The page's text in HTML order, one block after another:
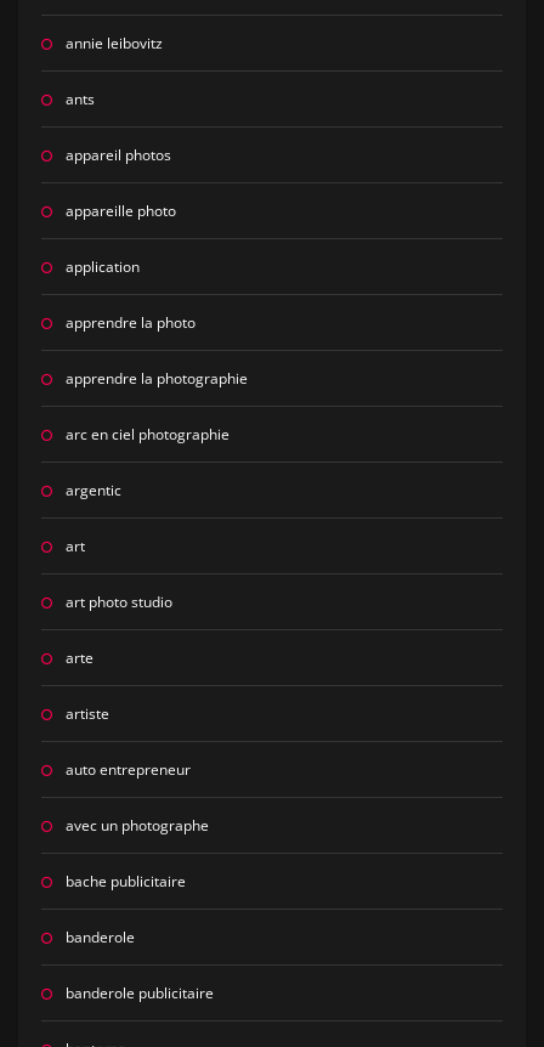
annie leibovitz
ants
appareil photos
appareille photo
application
apprendre la photo
apprendre la photographie
arc en ciel photographie
argentic
art
art photo studio
arte
artiste
auto entrepreneur
avec un photographe
bache publicitaire
banderole
banderole publicitaire